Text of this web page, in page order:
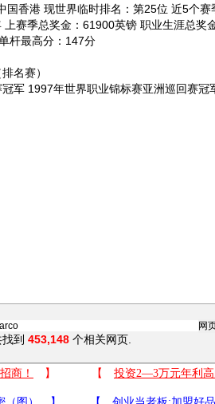
香港 现世界临时排名：第25位 近5个赛
赛季总奖金：61900英镑 职业生涯总奖
杆最高分：147分
名赛）
1997年世界职业锦标赛亚洲巡回赛冠
到 453,148 个相关网页.